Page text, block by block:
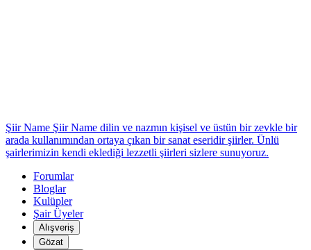
Şiir Name Şiir Name dilin ve nazmın kişisel ve üstün bir zevkle bir
arada kullanımından ortaya çıkan bir sanat eseridir şiirler. Ünlü
şairlerimizin kendi eklediği lezzetli şiirleri sizlere sunuyoruz.
Forumlar
Bloglar
Kulüpler
Şair Üyeler
Alışveriş
Gözat